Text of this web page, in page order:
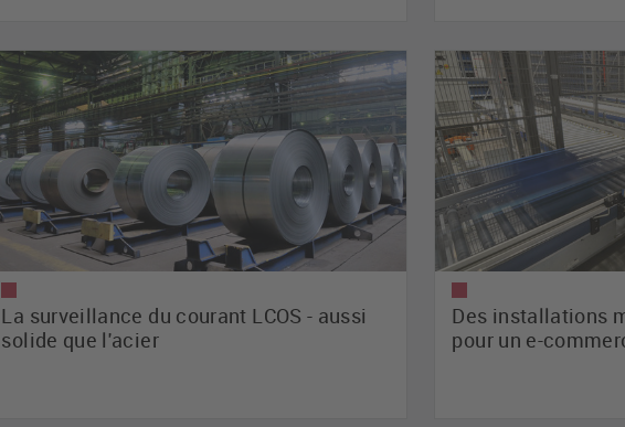
La surveillance du courant LCOS - aussi
solide que l'acier
Des installations
pour un e-